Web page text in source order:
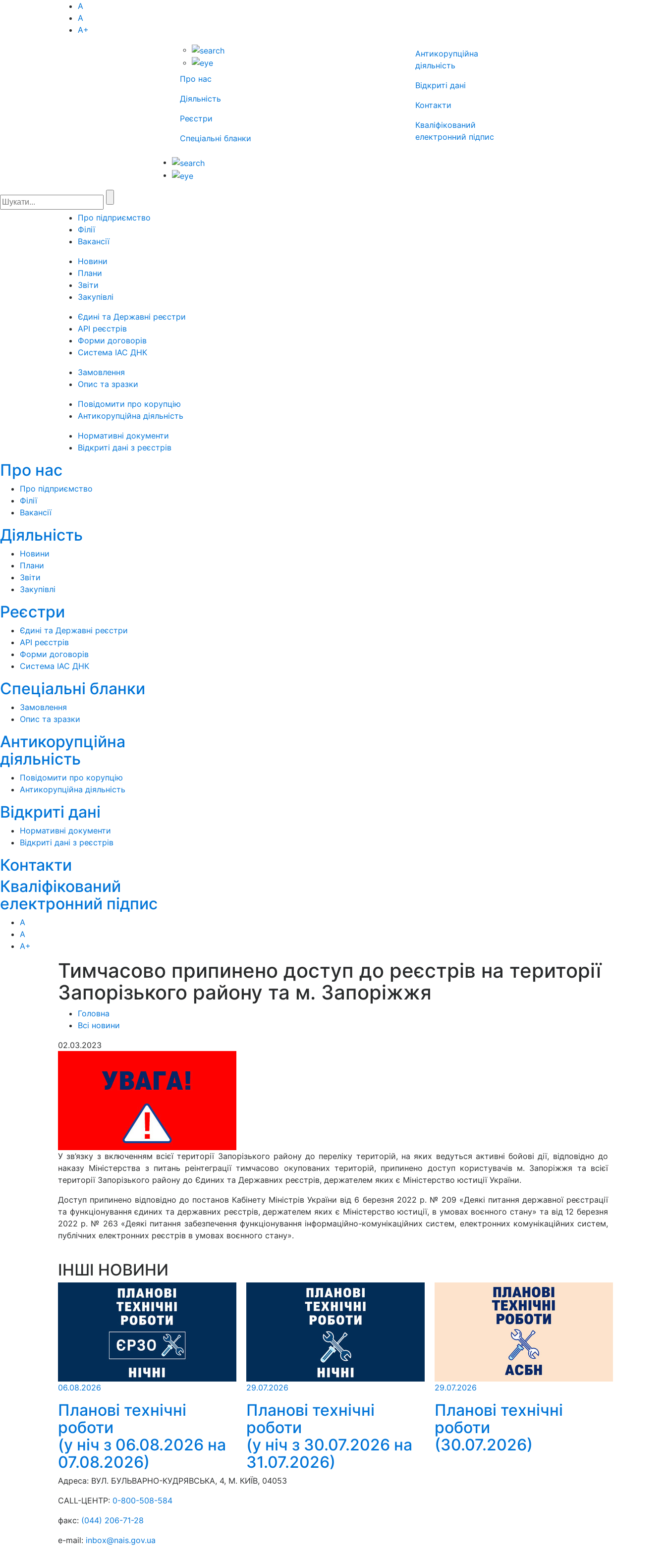
А
А
А+
Про нас
Діяльність
Реєстри
Спеціальні бланки
Антикорупційна
діяльність
Відкриті дані
Контакти
Кваліфікований
електронний підпис
Про підприємство
Філії
Вакансії
Новини
Плани
Звіти
Закупівлі
Єдині та Державні реєстри
API реєстрів
Форми договорів
Система ІАС ДНК
Замовлення
Опис та зразки
Повідомити про корупцію
Антикорупційна діяльність
Нормативні документи
Відкриті дані з реєстрів
Про нас
Про підприємство
Філії
Вакансії
Діяльність
Новини
Плани
Звіти
Закупівлі
Реєстри
Єдині та Державні реєстри
API реєстрів
Форми договорів
Система ІАС ДНК
Спеціальні бланки
Замовлення
Опис та зразки
Антикорупційна
діяльність
Повідомити про корупцію
Антикорупційна діяльність
Відкриті дані
Нормативні документи
Відкриті дані з реєстрів
Контакти
Кваліфікований
електронний підпис
А
А
А+
Тимчасово припинено доступ до реєстрів на території
Запорізького району та м. Запоріжжя
Головна
Всі новини
02.03.2023
У зв’язку з включенням всієї території Запорізького району до переліку територій, на яких ведуться активні бойові дії, відповідно до
наказу Міністерства з питань реінтеграції тимчасово окупованих територій, припинено доступ користувачів м. Запоріжжя та всієї
території Запорізького району до Єдиних та Державних реєстрів, держателем яких є Міністерство юстиції України.
Доступ припинено відповідно до постанов Кабінету Міністрів України від 6 березня 2022 р. № 209 «Деякі питання державної реєстрації
та функціонування єдиних та державних реєстрів, держателем яких є Міністерство юстиції, в умовах воєнного стану» та від 12 березня
2022 р. № 263 «Деякі питання забезпечення функціонування інформаційно-комунікаційних систем, електронних комунікаційних систем,
публічних електронних реєстрів в умовах воєнного стану».
ІНШІ НОВИНИ
06.08.2026
Планові технічні
роботи
(у ніч з 06.08.2026 на
07.08.2026)
29.07.2026
Планові технічні
роботи
(у ніч з 30.07.2026 на
31.07.2026)
29.07.2026
Планові технічні
роботи
(30.07.2026)
Адреса: ВУЛ. БУЛЬВАРНО-КУДРЯВСЬКА, 4, М. КИЇВ, 04053
CALL-ЦЕНТР: 0-800-508-584
факс: (044) 206-71-28
e-mail: inbox@nais.gov.ua